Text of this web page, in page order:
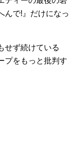
んで!』だけになっ
せず続けている
プをもっと批判す